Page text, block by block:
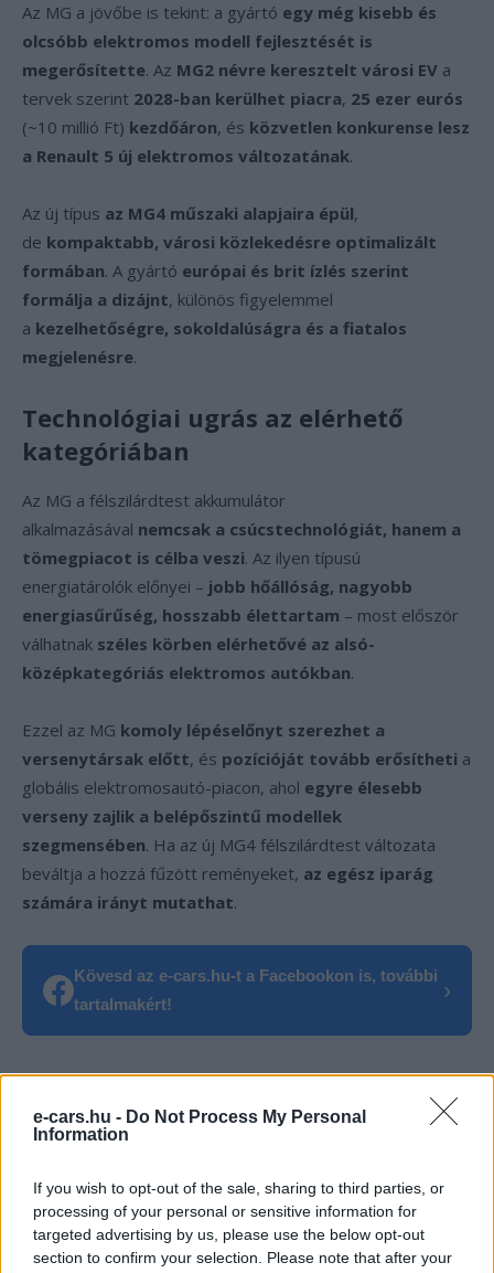
e-cars.hu - Do Not Process My Personal
Information
If you wish to opt-out of the sale, sharing to third parties, or
processing of your personal or sensitive information for
targeted advertising by us, please use the below opt-out
section to confirm your selection. Please note that after your
Az MG a jövőbe is tekint: a gyártó egy még kisebb és
olcsóbb elektromos modell fejlesztését is
megerősítette. Az MG2 névre keresztelt városi EV a
tervek szerint 2028-ban kerülhet piacra, 25 ezer eurós
(~10 millió Ft) kezdőáron, és közvetlen konkurense lesz
a Renault 5 új elektromos változatának.
Az új típus az MG4 műszaki alapjaira épül,
de kompaktabb, városi közlekedésre optimalizált
formában. A gyártó európai és brit ízlés szerint
formálja a dizájnt, különös figyelemmel
a kezelhetőségre, sokoldalúságra és a fiatalos
megjelenésre.
Technológiai ugrás az elérhető
kategóriában
Az MG a félszilárdtest akkumulátor
alkalmazásával nemcsak a csúcstechnológiát, hanem a
tömegpiacot is célba veszi. Az ilyen típusú
energiatárolók előnyei – jobb hőállóság, nagyobb
energiasűrűség, hosszabb élettartam – most először
válhatnak széles körben elérhetővé az alsó-
középkategóriás elektromos autókban.
Ezzel az MG komoly lépéselőnyt szerezhet a
versenytársak előtt, és pozícióját tovább erősítheti a
globális elektromosautó-piacon, ahol egyre élesebb
verseny zajlik a belépőszintű modellek
szegmensében. Ha az új MG4 félszilárdtest változata
beváltja a hozzá fűzött reményeket, az egész iparág
számára irányt mutathat.
Kövesd az e-cars.hu-t a Facebookon is, további
tartalmakért!
›
Elektromos autó
Félszilárdtest akkumulátor MG